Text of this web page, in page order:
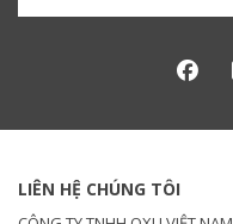
LIÊN HỆ CHÚNG TÔI